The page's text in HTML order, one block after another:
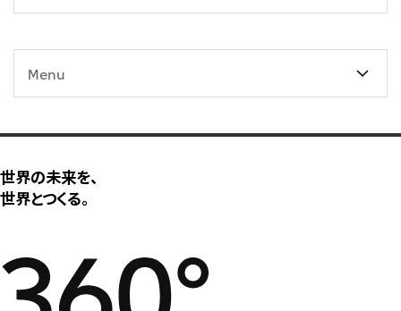
三井物産（香港）有限公司
台湾三井物産股份有限公司
Menu
世界の未来を、
世界とつくる。